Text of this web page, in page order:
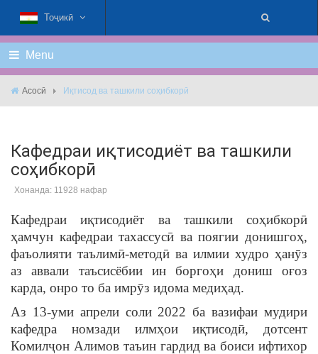
Тоҷикӣ
Menu
Асосӣ Иқтисод ва ташкили соҳибкорӣ
Кафедраи иқтисодиёт ва ташкили
соҳибкорӣ
Хонанда: 11928 нафар
Кафедраи иқтисодиёт ва ташкили соҳибкорӣ
ҳамчун кафедраи тахассусӣ ва поягии донишгоҳ,
фаъолияти таълимӣ-методӣ ва илмии худро ҳанӯз
аз аввали таъсисёбии ин боргоҳи дониш оғоз
карда, онро то ба имрӯз идома медиҳад.
Аз 13-уми апрели соли 2022 ба вазифаи мудири
кафедра номзади илмҳои иқтисодӣ, дотсент
Комилҷон Алимов таъин гардид ва боиси ифтихор